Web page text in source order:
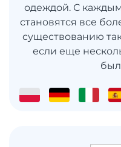
одеждой. С
становятся все
существованию
если еще